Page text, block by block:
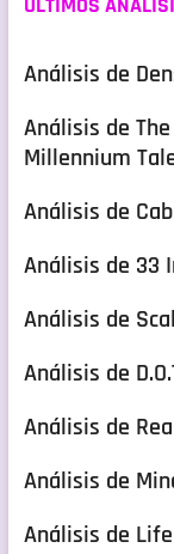
Análisis de
Análisis de
Millennium
Análisis de
Análisis de 33
Análisis de
Análisis de
Análisis de
Análisis de
Análisis de